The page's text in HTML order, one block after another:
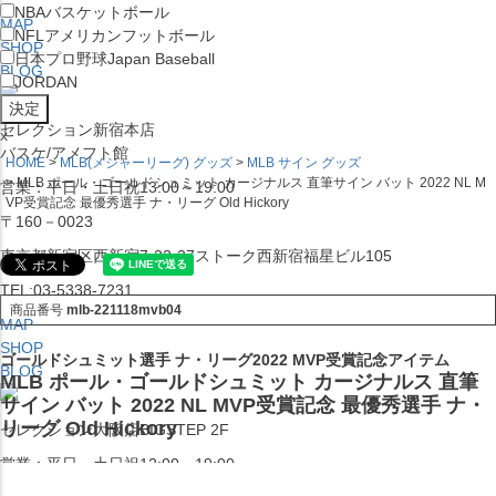
MAP
SHOP
BLOG
セレクション新宿本店
バスケ/アメフト館
営業：平日・土日祝13:00～19:00
〒160－0023
東京都新宿区西新宿7-22-37ストーク西新宿福星ビル105
TEL:03-5338-7231
MAP
SHOP
BLOG
セレクション大阪店BIGSTEP 2F
営業：平日・土日祝12:00～19:00
NBAバスケットボール
NFL アメリカンフットボール
日本プロ野球Japan Baseball
JORDAN
x
HOME MLB(メジャーリーグ) グッズ
MLB サイン グッズ
MLB ポール・ゴールドシュミット カージナルス 直筆サイン バット 2022 NL M
VP受賞記念 最優秀選手 ナ・リーグ Old Hickory
商品番号 mlb-221118mvb04
ゴールドシュミット選手 ナ・リーグ2022 MVP受賞記念アイテム
MLB ポール・ゴールドシュミット カージナルス 直筆
サイン バット 2022 NL MVP受賞記念 最優秀選手 ナ・
リーグ Old Hickory